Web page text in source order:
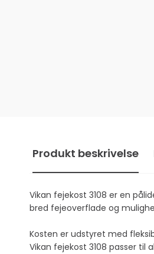
Produkt beskrivelse
Vikan fejekost 3108 er en
bred fejeoverflade og
Kosten er udstyret med
Vikan fejekost 3108 passer